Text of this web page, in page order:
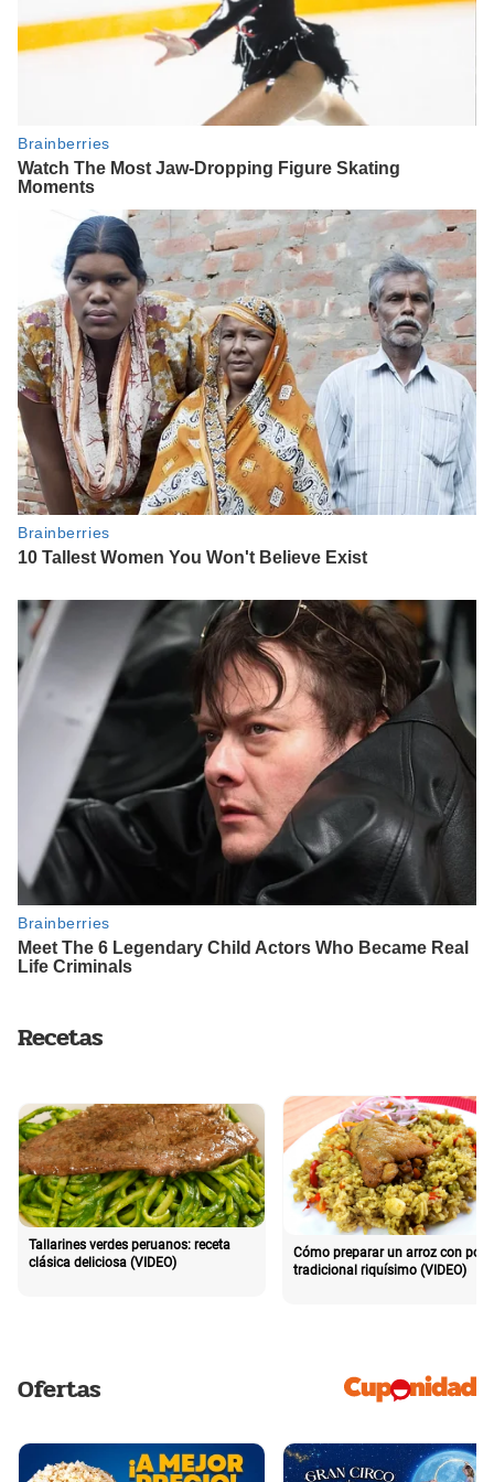
Recetas
Tallarines verdes peruanos: receta
clásica deliciosa (VIDEO)
Cómo preparar un arroz con pollo
tradicional riquísimo (VIDEO)
Ofertas